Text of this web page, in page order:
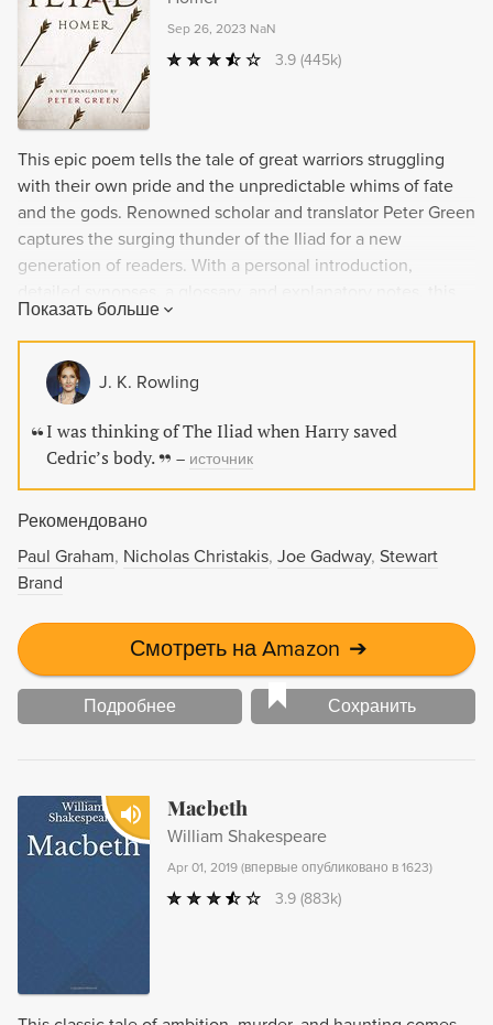
Sep 26, 2023 NaN
3.9 (445k)
This epic poem tells the tale of great warriors struggling
with their own pride and the unpredictable whims of fate
and the gods. Renowned scholar and translator Peter Green
captures the surging thunder of the Iliad for a new
generation of readers. With a personal introduction,
landmark translation is a must-read for anyone interested in
Greek antiquity and the traditions of literature.
Показать больше
J. K. Rowling
I was thinking of The Iliad when Harry saved
Cedric’s body.
– источник
Рекомендовано
Paul Graham Nicholas Christakis Joe Gadway Stewart
Brand
Смотреть на Amazon ➔
Подробнее Сохранить
Macbeth
William Shakespeare
Apr 01, 2019 (впервые опубликовано в 1623)
3.9 (883k)